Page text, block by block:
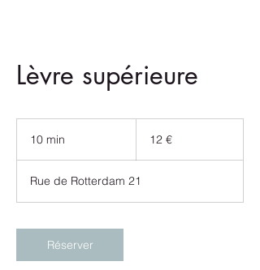
Lèvre supérieure
10 min
i
n
12 €
Rue de Rotterdam 21
Réserver